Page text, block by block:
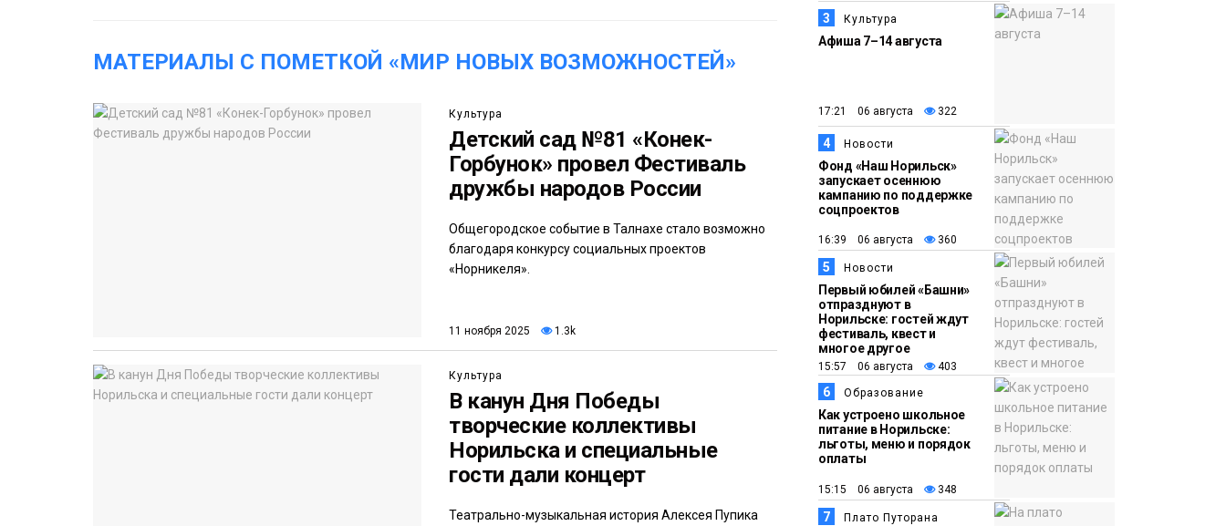
МАТЕРИАЛЫ С ПОМЕТКОЙ «МИР НОВЫХ ВОЗМОЖНОСТЕЙ»
Культура
Детский сад №81 «Конек-
Горбунок» провел Фестиваль
дружбы народов России
Общегородское событие в Талнахе стало возможно
благодаря конкурсу социальных проектов
«Норникеля».
11 ноября 2025 1.3k
Культура
В канун Дня Победы
творческие коллективы
Норильска и специальные
гости дали концерт
Театрально-музыкальная история Алексея Пупика
13:10
В Норильске лыжную
базу «Оль-Гуль»
12:25
Медиакомпании
Барнаул обошёл
Красноярск в
списке городов,
откуда приехали
норильчане
3 Культура
Афиша 7–14 августа
17:21 06 августа 322
4 Новости
Фонд «Наш Норильск»
запускает осеннюю
кампанию по поддержке
соцпроектов
16:39 06 августа 360
5 Новости
Первый юбилей «Башни»
отпразднуют в
Норильске: гостей ждут
фестиваль, квест и
многое другое
15:57 06 августа 403
6 Образование
Как устроено школьное
питание в Норильске:
льготы, меню и порядок
оплаты
15:15 06 августа 348
7 Плато Путорана